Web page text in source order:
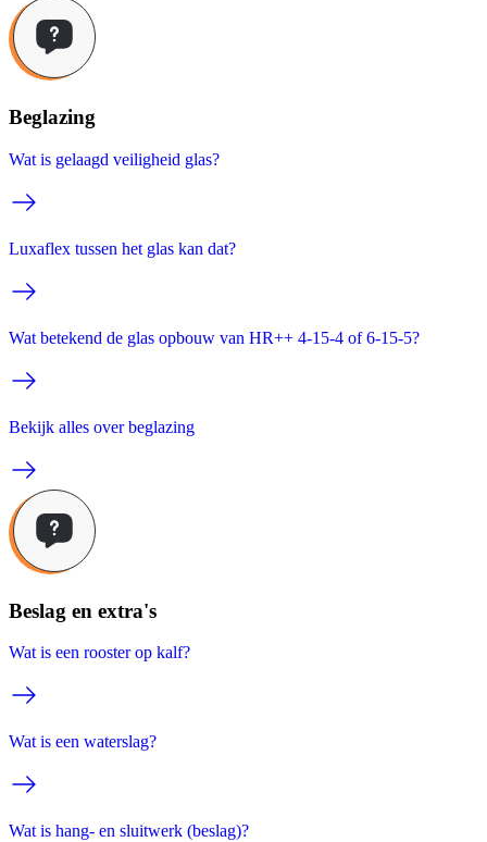
Beglazing
Wat is gelaagd veiligheid glas?
Luxaflex tussen het glas kan dat?
Wat betekend de glas opbouw van HR++ 4-15-4 of 6-15-5?
Bekijk alles over beglazing
Beslag en extra's
Wat is een rooster op kalf?
Wat is een waterslag?
Wat is hang- en sluitwerk (beslag)?